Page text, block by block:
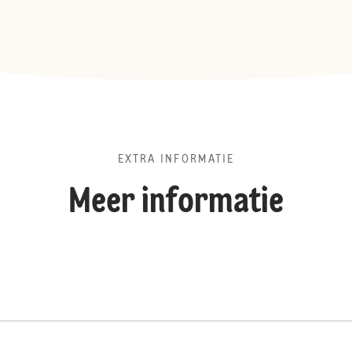
EXTRA INFORMATIE
Meer informatie